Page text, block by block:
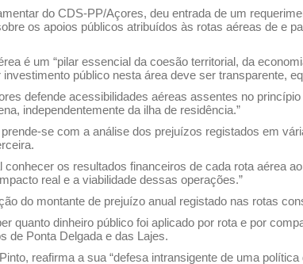
do CDS-PP/Açores, deu entrada de um
os apoios públicos atribuídos às rotas aéreas de e
é um “pilar essencial da coesão territorial, da
público nesta área deve ser transparente,
defende acessibilidades aéreas assentes no
independentemente da ilha de residência.”
se com a análise dos prejuízos registados em
conhecer os resultados financeiros de cada rota aérea
real e a viabilidade dessas operações.”
do montante de prejuízo anual registado nas rotas
quanto dinheiro público foi aplicado por rota e por
de Ponta Delgada e das Lajes.
reafirma a sua “defesa intransigente de uma